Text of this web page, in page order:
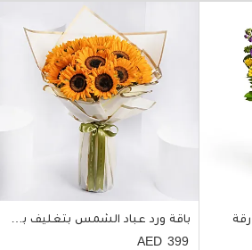
باقة ورد عباد الشمس بتغليف بني أنيق وشريط رافيا
399